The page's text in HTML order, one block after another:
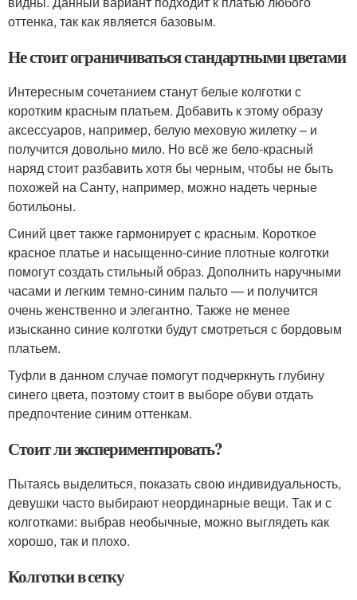
оттенка, так как является базовым.
Не стоит ограничиваться стандартными цветами
Интересным сочетанием станут белые колготки с
коротким красным платьем. Добавить к этому образу
аксессуаров, например, белую меховую жилетку – и
получится довольно мило. Но всё же бело-красный
наряд стоит разбавить хотя бы черным, чтобы не быть
похожей на Санту, например, можно надеть черные
ботильоны.
Синий цвет также гармонирует с красным. Короткое
красное платье и насыщенно-синие плотные колготки
помогут создать стильный образ. Дополнить наручными
часами и легким темно-синим пальто — и получится
очень женственно и элегантно. Также не менее
изысканно синие колготки будут смотреться с бордовым
платьем.
Туфли в данном случае помогут подчеркнуть глубину
синего цвета, поэтому стоит в выборе обуви отдать
предпочтение синим оттенкам.
Стоит ли экспериментировать?
Пытаясь выделиться, показать свою индивидуальность,
девушки часто выбирают неординарные вещи. Так и с
колготками: выбрав необычные, можно выглядеть как
хорошо, так и плохо.
Колготки в сетку